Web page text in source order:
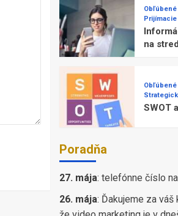
Obľúbené
na
Obľúbené
SWOT
Poradňa
27. mája: telefónne číslo
26. mája: Ďakujeme za váš